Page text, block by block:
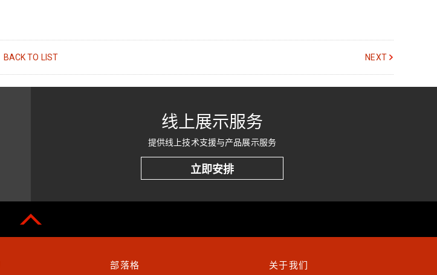
BACK TO LIST NEXT
线上展示服务
提供线上技术支援与产品展示服务
立即安排
部落格 关于我们